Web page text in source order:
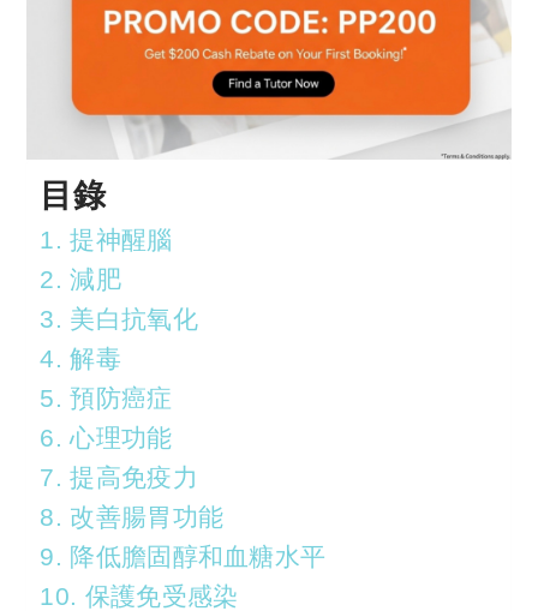
目錄
1. 提神醒腦
2. 減肥
3. 美白抗氧化
4. 解毒
5. 預防癌症
6. 心理功能
7. 提高免疫力
8. 改善腸胃功能
9. 降低膽固醇和血糖水平
10. 保護免受感染